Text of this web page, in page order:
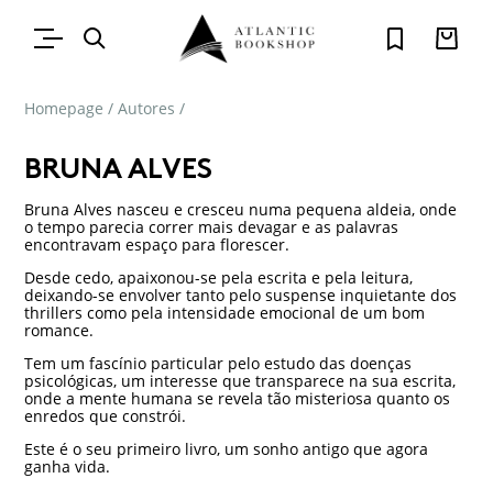
Homepage / Autores /
BRUNA ALVES
Bruna Alves nasceu e cresceu numa pequena aldeia, onde
o tempo parecia correr mais devagar e as palavras
encontravam espaço para florescer.
Desde cedo, apaixonou-se pela escrita e pela leitura,
deixando-se envolver tanto pelo suspense inquietante dos
thrillers como pela intensidade emocional de um bom
romance.
Tem um fascínio particular pelo estudo das doenças
psicológicas, um interesse que transparece na sua escrita,
onde a mente humana se revela tão misteriosa quanto os
enredos que constrói.
Este é o seu primeiro livro, um sonho antigo que agora
ganha vida.